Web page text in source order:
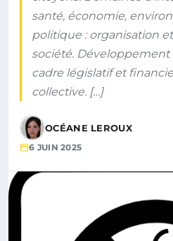
santé, économie,
politique : organisation
société.
cadre législatif et
collective. […]
OCÉANE LEROUX
6 JUIN 2025